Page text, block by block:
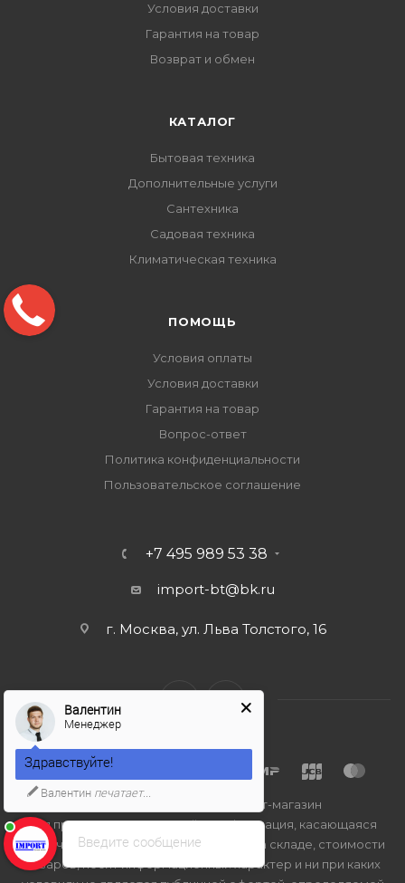
Условия доставки
Гарантия на товар
Возврат и обмен
КАТАЛОГ
Бытовая техника
Дополнительные услуги
Сантехника
Садовая техника
Климатическая техника
ПОМОЩЬ
Условия оплаты
Условия доставки
Гарантия на товар
Вопрос-ответ
Политика конфиденциальности
Пользовательское соглашение
+7 495 989 53 38
import-bt@bk.ru
г. Москва, ул. Льва Толстого, 16
2026 © Import-bt.ru - интернет-магазин
Вся представленная на сайте информация, касающаяся
технических характеристик, наличия на складе, стоимости
товаров, носит информационный характер и ни при каких
Введите сообщение
Валентин
Менеджер
Здравствуйте!
Валентин печатает...